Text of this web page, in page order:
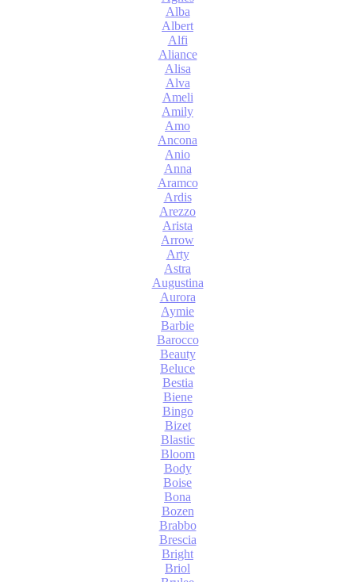
Alba
Albert
Alfi
Aliance
Alisa
Alva
Ameli
Amily
Amo
Ancona
Anio
Anna
Aramco
Ardis
Arezzo
Arista
Arrow
Arty
Astra
Augustina
Aurora
Aymie
Barbie
Barocco
Beauty
Beluce
Bestia
Biene
Bingo
Bizet
Blastic
Bloom
Body
Boise
Bona
Bozen
Brabbo
Brescia
Bright
Briol